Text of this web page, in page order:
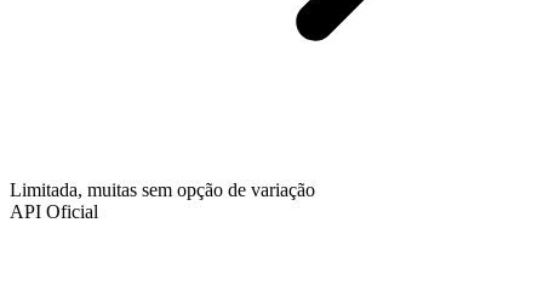
Limitada, muitas sem opção de variação
API Oficial